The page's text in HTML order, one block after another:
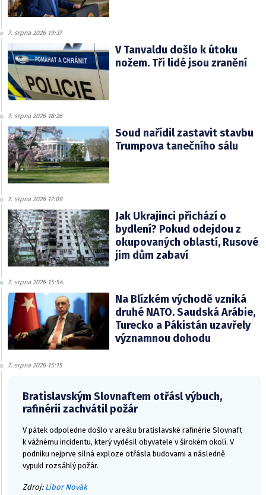
7. srpna 2026 19:37
V Tanvaldu došlo k útoku
nožem. Tři lidé jsou zranění
7. srpna 2026 18:26
Soud nařídil zastavit stavbu
Trumpova tanečního sálu
7. srpna 2026 17:09
Jak Ukrajinci přichází o
bydlení? Pokud odejdou z
okupovaných oblastí, Rusové
jim dům zabaví
7. srpna 2026 15:54
Na Blízkém východě vzniká
druhé NATO. Saudská Arábie,
Turecko a Pákistán uzavřely
významnou dohodu
7. srpna 2026 15:15
Bratislavským Slovnaftem otřásl výbuch,
rafinérii zachvátil požár
V pátek odpoledne došlo v areálu bratislavské rafinérie Slovnaft
k vážnému incidentu, který vyděsil obyvatele v širokém okolí. V
podniku nejprve silná exploze otřásla budovami a následně
vypukl rozsáhlý požár.
Zdroj: Libor Novák